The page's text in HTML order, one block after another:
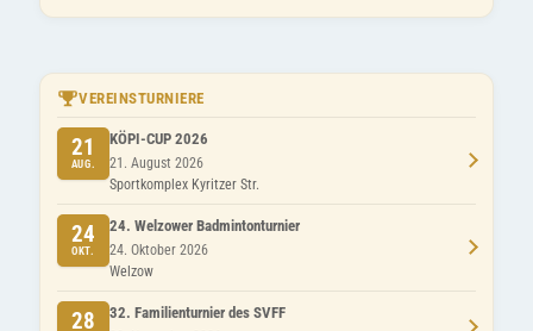
VEREINSTURNIERE
21
AUG.
KÖPI-CUP 2026
21. August 2026
Sportkomplex Kyritzer Str.
24
OKT.
24. Welzower Badmintonturnier
24. Oktober 2026
Welzow
28 32. Familienturnier des SVFF